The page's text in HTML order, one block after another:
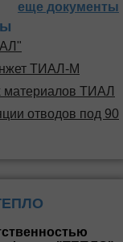
еще документы
ТИАЛ-М
материалов ТИАЛ
отводов под 90